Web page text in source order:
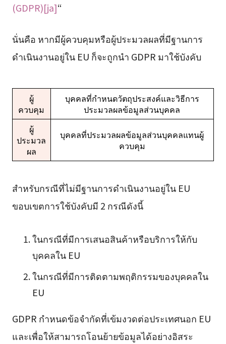
(GDPR)[ja]“
นั่นคือ หากมีผู้ควบคุมหรือผู้ประมวลผลที่มีฐานการ
ดำเนินงานอยู่ใน EU ก็จะถูกนำ GDPR มาใช้บังคับ
ผู้
ควบคุม
บุคคลที่กำหนดวัตถุประสงค์และวิธีการ
ประมวลผลข้อมูลส่วนบุคคล
ผู้
ประมวล
ผล
บุคคลที่ประมวลผลข้อมูลส่วนบุคคลแทนผู้
ควบคุม
สำหรับกรณีที่ไม่มีฐานการดำเนินงานอยู่ใน EU
ขอบเขตการใช้บังคับมี 2 กรณีดังนี้
ในกรณีที่มีการเสนอสินค้าหรือบริการให้กับ
บุคคลใน EU
ในกรณีที่มีการติดตามพฤติกรรมของบุคคลใน
EU
GDPR กำหนดข้อจำกัดที่เข้มงวดต่อประเทศนอก EU
และเพื่อให้สามารถโอนย้ายข้อมูลได้อย่างอิสระ